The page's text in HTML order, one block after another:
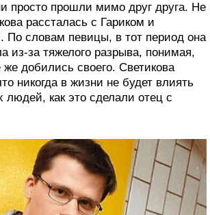
просто прошли мимо друг друга. Не
рассталась с Гариком и
По словам певицы, в тот период она
из-за тяжелого разрыва, понимая,
же добились своего. Светикова
никогда в жизни не будет влиять
людей, как это сделали отец с